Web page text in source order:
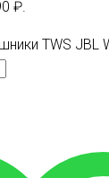
₽.
TWS JBL